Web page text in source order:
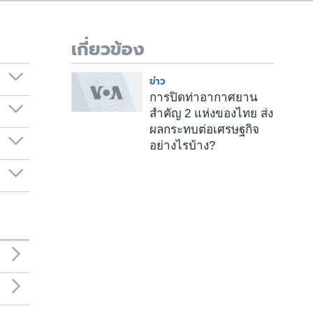
เกี่ยวข้อง
ข่าว
การปิดท่าอากาศยาน
สำคัญ 2 แห่งของไทย ส่ง
ผลกระทบต่อเศรษฐกิจ
อย่างไรบ้าง?